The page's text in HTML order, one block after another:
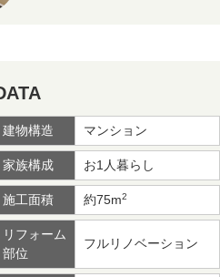
建物構造 マンション
家族構成 お1人暮らし
施工面積 約75m2
リフォーム
部位
フルリノベーション